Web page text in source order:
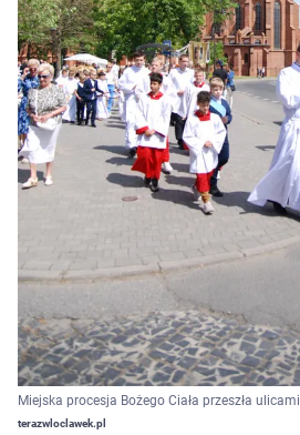
Miejska procesja Bożego Ciała przeszła ulicami
terazwloclawek.pl